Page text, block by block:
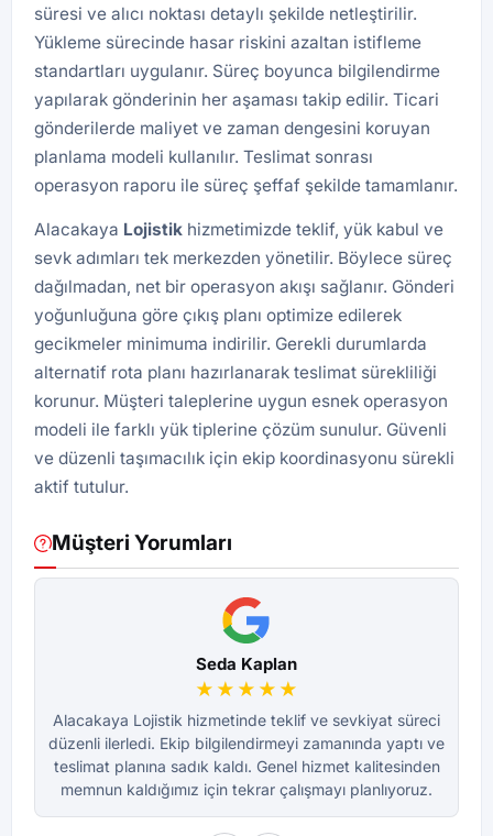
süresi ve alıcı noktası detaylı şekilde netleştirilir.
Yükleme sürecinde hasar riskini azaltan istifleme
standartları uygulanır. Süreç boyunca bilgilendirme
yapılarak gönderinin her aşaması takip edilir. Ticari
gönderilerde maliyet ve zaman dengesini koruyan
planlama modeli kullanılır. Teslimat sonrası
operasyon raporu ile süreç şeffaf şekilde tamamlanır.
Alacakaya Lojistik hizmetimizde teklif, yük kabul ve
sevk adımları tek merkezden yönetilir. Böylece süreç
dağılmadan, net bir operasyon akışı sağlanır. Gönderi
yoğunluğuna göre çıkış planı optimize edilerek
gecikmeler minimuma indirilir. Gerekli durumlarda
alternatif rota planı hazırlanarak teslimat sürekliliği
korunur. Müşteri taleplerine uygun esnek operasyon
modeli ile farklı yük tiplerine çözüm sunulur. Güvenli
ve düzenli taşımacılık için ekip koordinasyonu sürekli
aktif tutulur.
Müşteri Yorumları
Seda Kaplan
★★★★★
Alacakaya Lojistik hizmetinde teklif ve sevkiyat süreci
düzenli ilerledi. Ekip bilgilendirmeyi zamanında yaptı ve
teslimat planına sadık kaldı. Genel hizmet kalitesinden
memnun kaldığımız için tekrar çalışmayı planlıyoruz.